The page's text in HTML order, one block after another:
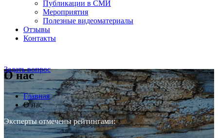
Публикации в СМИ
Мероприятия
Полезные видеоматериалы
Отзывы
Контакты
Задать вопрос
О нас
Главная
О нас
Эксперты отмечены рейтингами: